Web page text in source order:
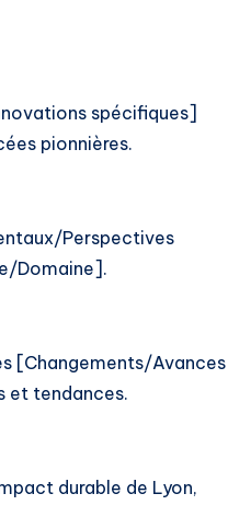
spécifiques]
pionnières.
Perspectives
Domaine].
[Changements/Avances
et tendances.
durable de Lyon,